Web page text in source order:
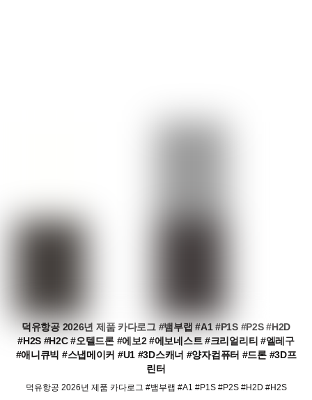
덕유항공 2026년 제품 카다로그 #뱀부랩 #A1 #P1S #P2S #H2D
#H2S #H2C #오텔드론 #에보2 #에보네스트 #크리얼리티 #엘레구
#애니큐빅 #스냅메이커 #U1 #3D스캐너 #양자컴퓨터 #드론 #3D프
린터
덕유항공 2026년 제품 카다로그 #뱀부랩 #A1 #P1S #P2S #H2D #H2S